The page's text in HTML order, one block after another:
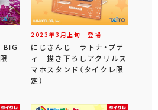
2023年3 月 上旬 登場
にじさんじ ラトナ・プテ
ィ 描き下ろしアクリルス
マホスタンド（タイクレ限
定）